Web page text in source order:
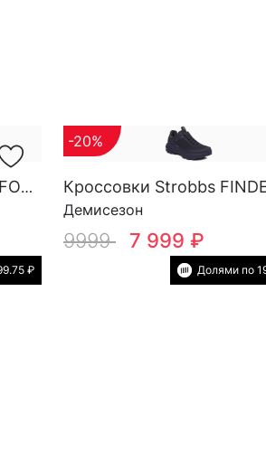
Кроссовки Strobbs TRAIL FORCE YOW SG M 3818-3
₽
Демисезон
-20%
9999 7 999 ₽
Долями по